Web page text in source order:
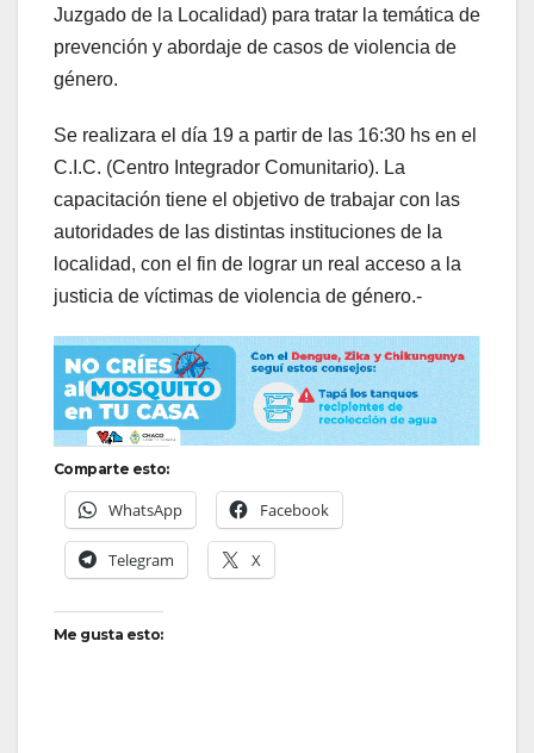
Juzgado de la Localidad) para tratar la temática de
prevención y abordaje de casos de violencia de
género.
Se realizara el día 19 a partir de las 16:30 hs en el
C.I.C. (Centro Integrador Comunitario). La
capacitación tiene el objetivo de trabajar con las
autoridades de las distintas instituciones de la
localidad, con el fin de lograr un real acceso a la
justicia de víctimas de violencia de género.-
Comparte esto:
WhatsApp Facebook
Telegram X
Me gusta esto: